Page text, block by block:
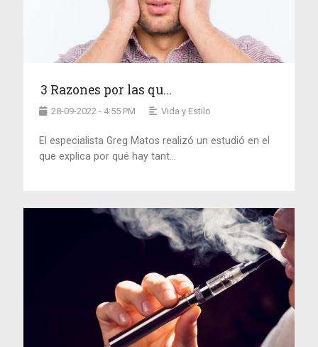
3 Razones por las qu...
28-09-2022 - 4:55 PM Vida y Estilo
El especialista Greg Matos realizó un estudió en el
que explica por qué hay tant...